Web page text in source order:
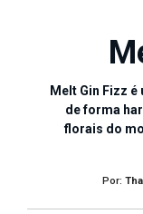
Melt Gin Fizz
de forma
florais do
Por: